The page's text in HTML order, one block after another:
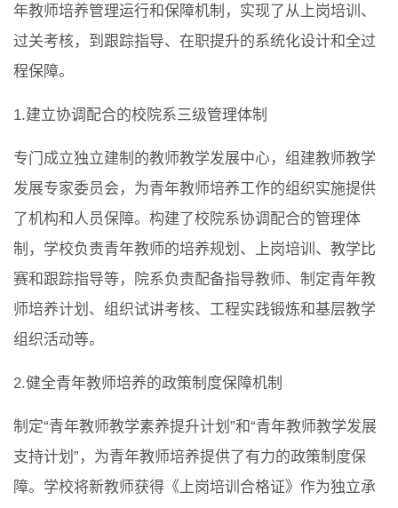
年教师培养管理运行和保障机制，实现了从上岗培训、
过关考核，到跟踪指导、在职提升的系统化设计和全过
程保障。
1.建立协调配合的校院系三级管理体制
专门成立独立建制的教师教学发展中心，组建教师教学
发展专家委员会，为青年教师培养工作的组织实施提供
了机构和人员保障。构建了校院系协调配合的管理体
制，学校负责青年教师的培养规划、上岗培训、教学比
赛和跟踪指导等，院系负责配备指导教师、制定青年教
师培养计划、组织试讲考核、工程实践锻炼和基层教学
组织活动等。
2.健全青年教师培养的政策制度保障机制
制定“青年教师教学素养提升计划”和“青年教师教学发展
支持计划”，为青年教师培养提供了有力的政策制度保
障。学校将新教师获得《上岗培训合格证》作为独立承